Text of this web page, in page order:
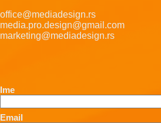
office@mediadesign.rs
media.pro.design@gmail.com
marketing@mediadesign.rs
Ime
Email